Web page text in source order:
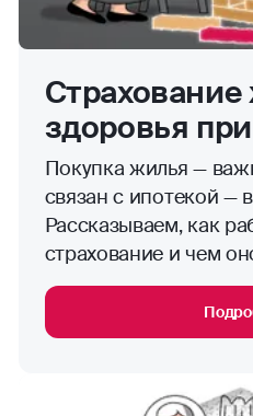
Титульное
что это
Сделки с
юридические риски,
привести к потере
поможет титульное
Рассказываем, как